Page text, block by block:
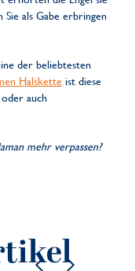
Sie als Gabe erbringen
der beliebtesten
Halskette ist diese
auch
mehr verpassen?